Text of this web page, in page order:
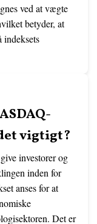
ved at vægte
betyder, at
indeksets
vigtigt?
investorer og
inden for
anses for at
Det er